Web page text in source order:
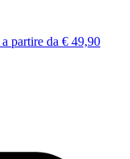
a partire da € 49,90